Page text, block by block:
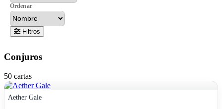
Ordenar
Filtros
Conjuros
50 cartas
Aether Gale